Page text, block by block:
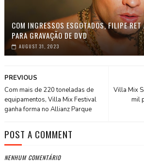
COM INGRESSOS ESGOTADOS, FILIPE RET
PARA GRAVAÇÃO DE DVD
AUGUST 31, 2023
Villa Mix
mil
PREVIOUS
Com mais de 220 toneladas de
equipamentos, Villa Mix Festival
ganha forma no Allianz Parque
POST A COMMENT
NENHUM COMENTÁRIO